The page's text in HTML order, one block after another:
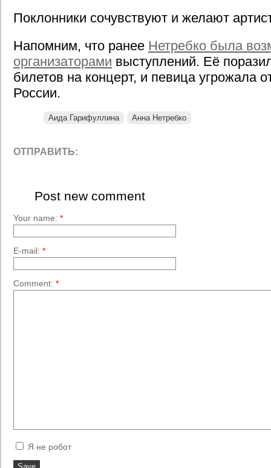
Поклонники сочувствуют и желают
Напомним, что ранее Нетребко была
организаторами выступлений. Её
билетов на концерт, и певица угрожала
России.
Аида Гарифуллина Анна Нетребко
ОТПРАВИТЬ:
Post new comment
Your name: *
E-mail: *
Comment: *
Я не робот